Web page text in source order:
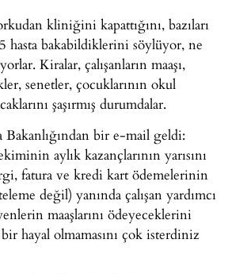
kliniğini kapattığını, bazıları
hasta bakabildiklerini söylüyor, ne
Kiralar, çalışanların maaşı,
senetler, çocuklarının okul
şaşırmış durumdalar.
Bakanlığından bir e-mail geldi:
aylık kazançlarının yarısını
fatura ve kredi kart ödemelerinin
değil) yanında çalışan yardımcı
maaşlarını ödeyeceklerini
hayal olmamasını çok isterdiniz